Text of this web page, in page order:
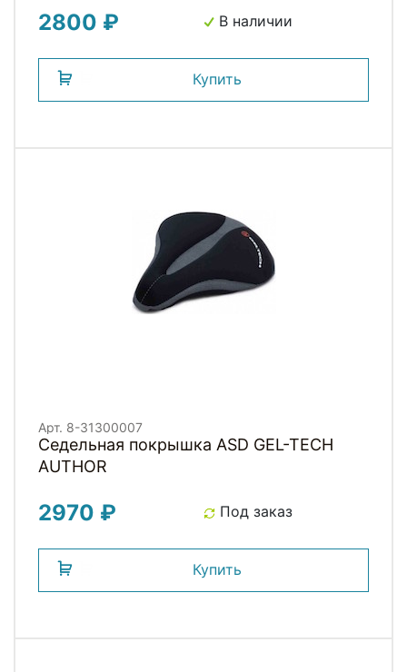
2800 ₽ В наличии
Купить
Арт. 8-31300007
Седельная покрышка ASD GEL-TECH
AUTHOR
2970 ₽ Под заказ
Купить